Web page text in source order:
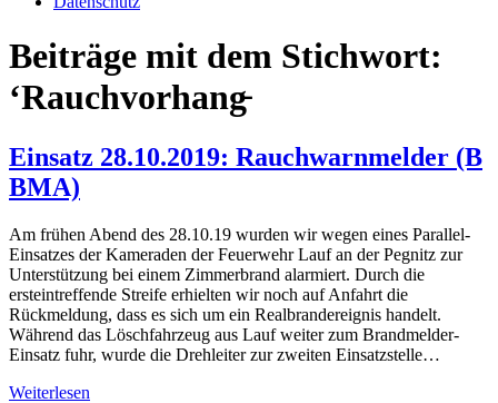
Beiträge mit dem Stichwort:
‘Rauchvorhang̵
Einsatz 28.10.2019: Rauchwarnmelder (B
BMA)
Am frühen Abend des 28.10.19 wurden wir wegen eines Parallel-
Einsatzes der Kameraden der Feuerwehr Lauf an der Pegnitz zur
Unterstützung bei einem Zimmerbrand alarmiert. Durch die
ersteintreffende Streife erhielten wir noch auf Anfahrt die
Rückmeldung, dass es sich um ein Realbrandereignis handelt.
Während das Löschfahrzeug aus Lauf weiter zum Brandmelder-
Einsatz fuhr, wurde die Drehleiter zur zweiten Einsatzstelle…
Weiterlesen